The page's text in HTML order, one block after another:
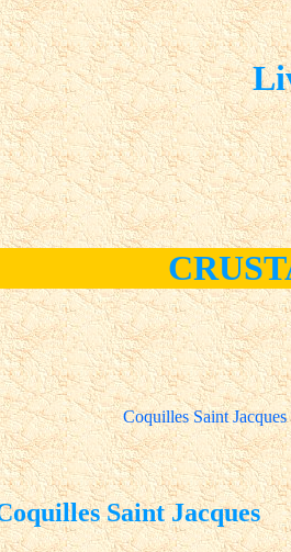
Coquilles Saint Jacques
Saint Jacques